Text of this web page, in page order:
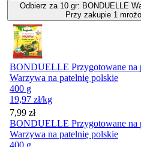
Odbierz za 10 gr: BONDUELLE
Przy zakupie 1
BONDUELLE Przygotowane na
Warzywa na patelnię polskie
400 g
19,97 zł/kg
Cena
7,99 zł
BONDUELLE Przygotowane na
Warzywa na patelnię polskie
400 g